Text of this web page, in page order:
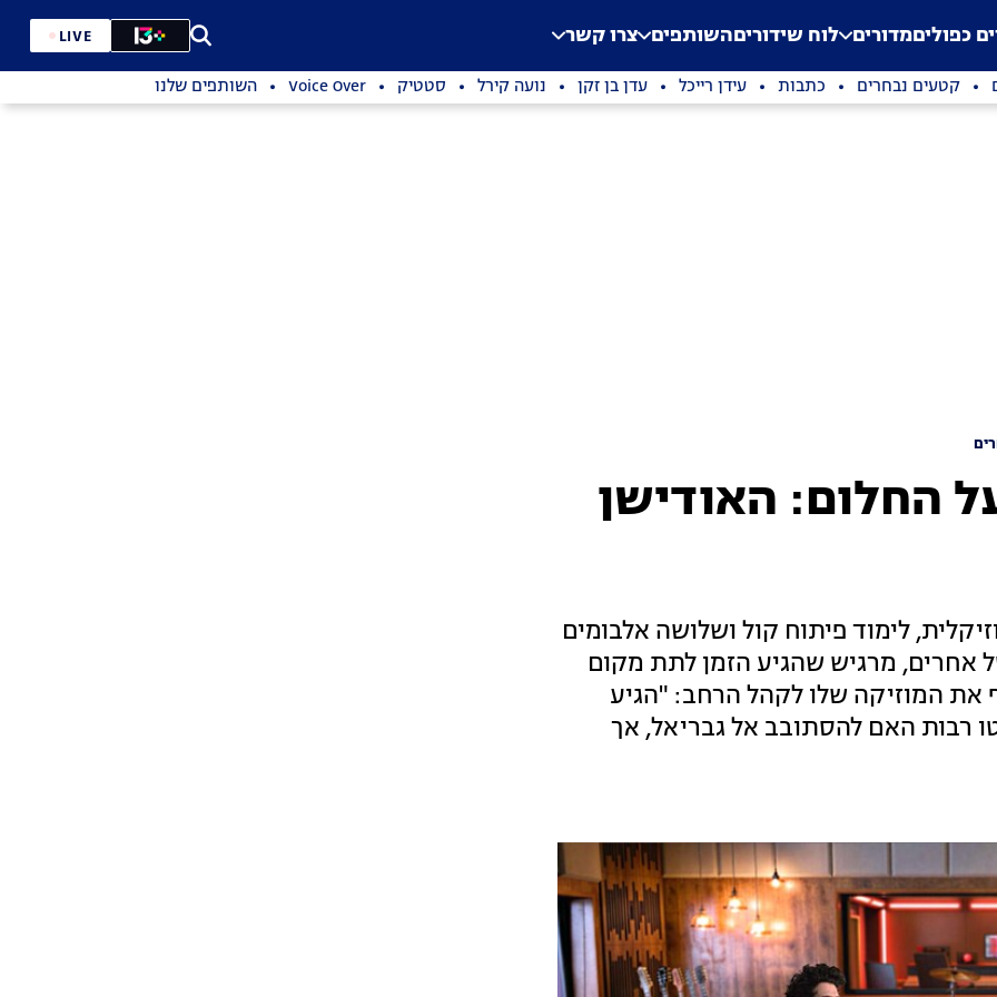
Application error: a
. כפוליםמדורים לוח שידוריםהשותפים צרו קשר LIVE
קטעים נבחרים כתבות עידן רייכל עדן בן זקן נועה קירל סטטיק Voice Over השותפים שלנו
החלום: האודישן
לימוד פיתוח קול ושלושה אלבומים
אחרים, מרגיש שהגיע הזמן לתת מקום
את המוזיקה שלו לקהל הרחב: "הגיע
רבות האם להסתובב אל גבריאל, אך